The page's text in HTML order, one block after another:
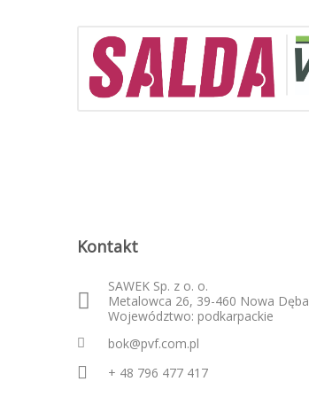
Kontakt
SAWEK Sp. z o. o.
Metalowca 26, 39-460 Nowa Dęba
Województwo: podkarpackie
bok@pvf.com.pl
+ 48 796 477 417